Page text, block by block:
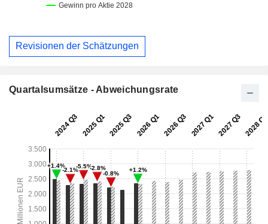
Revisionen der Schätzungen
Quartalsumsätze - Abweichungsrate